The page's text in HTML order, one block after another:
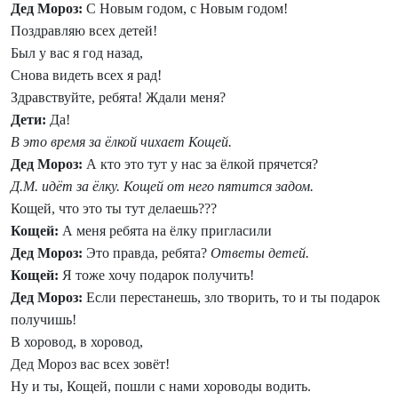
Дед Мороз: С Новым годом, с Новым годом!
Поздравляю всех детей!
Был у вас я год назад,
Снова видеть всех я рад!
Здравствуйте, ребята! Ждали меня?
Дети: Да!
В это время за ёлкой чихает Кощей.
Дед Мороз: А кто это тут у нас за ёлкой прячется?
Д.М. идёт за ёлку. Кощей от него пятится задом.
Кощей, что это ты тут делаешь???
Кощей: А меня ребята на ёлку пригласили
Дед Мороз: Это правда, ребята? Ответы детей.
Кощей: Я тоже хочу подарок получить!
Дед Мороз: Если перестанешь, зло творить, то и ты подарок
получишь!
В хоровод, в хоровод,
Дед Мороз вас всех зовёт!
Ну и ты, Кощей, пошли с нами хороводы водить.